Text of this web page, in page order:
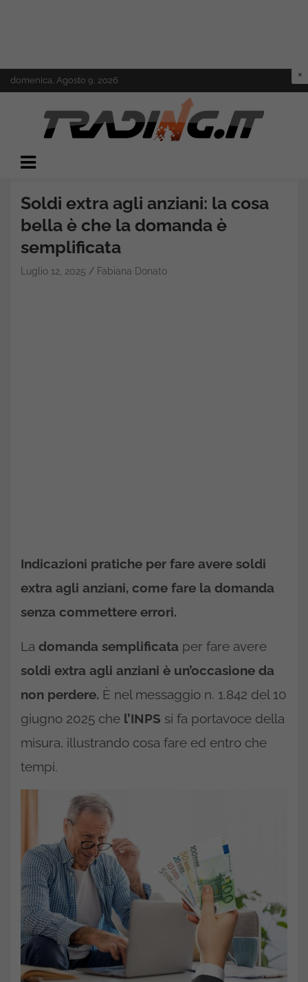
Skip
to
domenica, Agosto 9, 2026
Trading.it
Soldi extra agli anziani: la cosa
bella è che la domanda è
semplificata
Luglio 12, 2025 Fabiana Donato
Indicazioni pratiche per fare avere soldi
extra agli anziani, come fare la domanda
senza commettere errori.
La domanda semplificata per fare avere
soldi extra agli anziani è un’occasione da
non perdere. È nel messaggio n. 1.842 del 10
giugno 2025 che l’INPS si fa portavoce della
misura, illustrando cosa fare ed entro che
tempi.